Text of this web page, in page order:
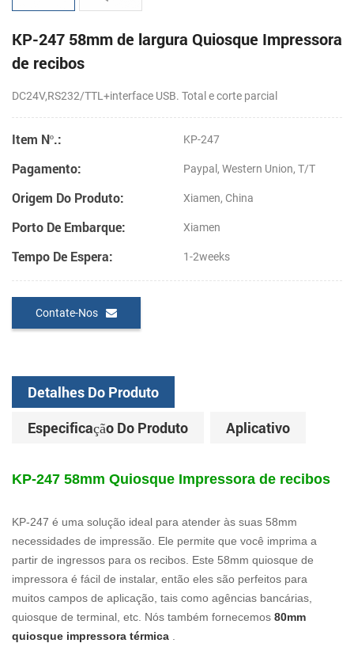
KP-247 58mm de largura Quiosque Impressora
de recibos
DC24V,RS232/TTL+interface USB. Total e corte parcial
Item Nº.: KP-247
Pagamento: Paypal, Western Union, T/T
Origem Do Produto: Xiamen, China
Porto De Embarque: Xiamen
Tempo De Espera: 1-2weeks
Contate-Nos
Detalhes Do Produto
Especificação Do Produto
Aplicativo
KP-247 58mm Quiosque Impressora de recibos
KP-247 é uma solução ideal para atender às suas 58mm
necessidades de impressão. Ele permite que você imprima a
partir de ingressos para os recibos. Este 58mm quiosque de
impressora é fácil de instalar, então eles são perfeitos para
muitos campos de aplicação, tais como agências bancárias,
quiosque de terminal, etc. Nós também fornecemos 80mm
quiosque impressora térmica .